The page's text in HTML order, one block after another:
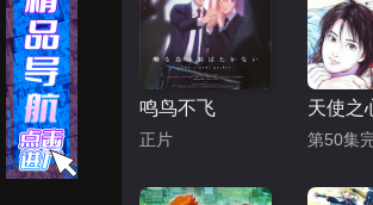
鸣鸟不飞
正片
天使之
第50集